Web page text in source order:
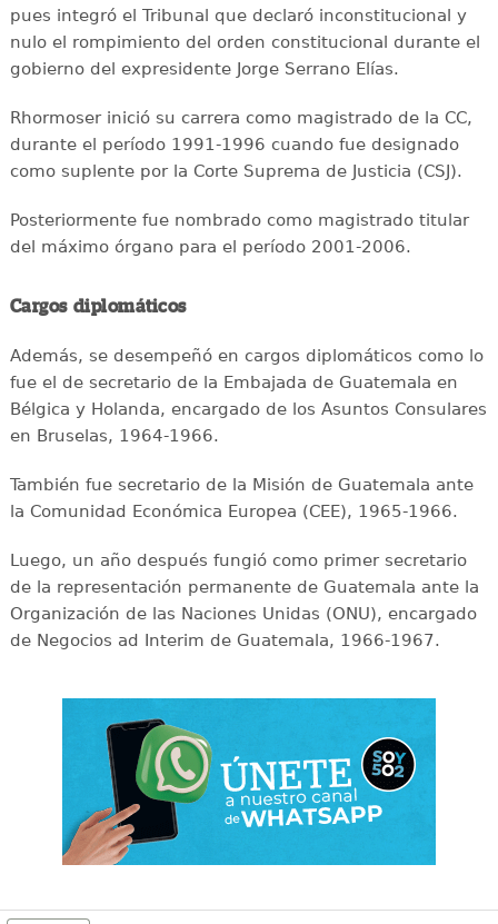
pues integró el Tribunal que declaró inconstitucional y
nulo el rompimiento del orden constitucional durante el
gobierno del expresidente Jorge Serrano Elías.
Rhormoser inició su carrera como magistrado de la CC,
durante el período 1991-1996 cuando fue designado
como suplente por la Corte Suprema de Justicia (CSJ).
Posteriormente fue nombrado como magistrado titular
del máximo órgano para el período 2001-2006.
Cargos diplomáticos
Además, se desempeñó en cargos diplomáticos como lo
fue el de secretario de la Embajada de Guatemala en
Bélgica y Holanda, encargado de los Asuntos Consulares
en Bruselas, 1964-1966.
También fue secretario de la Misión de Guatemala ante
la Comunidad Económica Europea (CEE), 1965-1966.
Luego, un año después fungió como primer secretario
de la representación permanente de Guatemala ante la
Organización de las Naciones Unidas (ONU), encargado
de Negocios ad Interim de Guatemala, 1966-1967.